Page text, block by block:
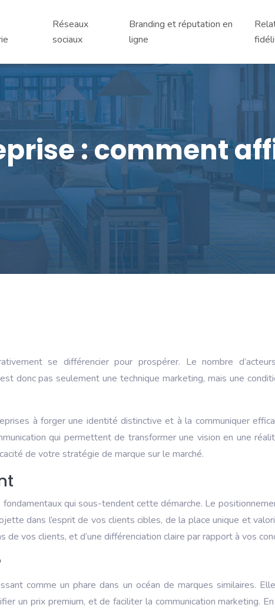
Réseaux
sociaux
Branding et réputation en
ligne
: comment
se différencier pour prospérer. Le nombre
donc pas seulement une technique marketing, mais une
à forger une identité distinctive et à la communiquer
qui permettent de transformer une vision en une
de votre stratégie de marque sur le marché.
qui sous-tendent cette démarche. Le
dans l’esprit de vos clients cibles, de la place unique et
vos clients, et d’une différenciation claire par rapport à vos
comme un phare dans un océan de marques similaires.
un prix premium, et de faciliter la communication marketing.